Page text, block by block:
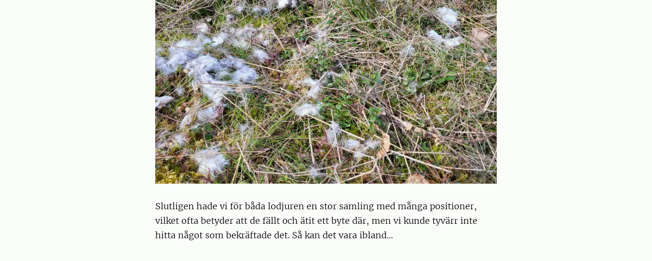
Slutligen hade vi för båda lodjuren en stor samling med många positioner,
vilket ofta betyder att de fällt och ätit ett byte där, men vi kunde tyvärr inte
hitta något som bekräftade det. Så kan det vara ibland…